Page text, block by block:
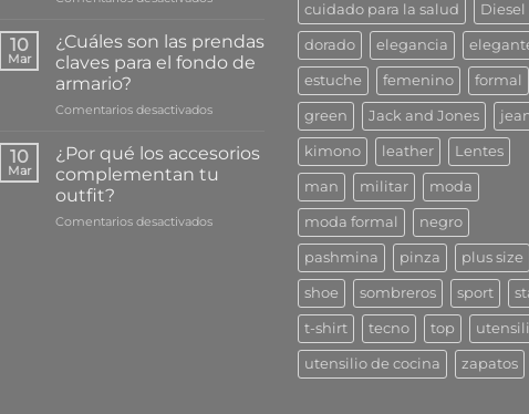
da
a
Maneras
de
cuidar
tu
10
Mar
¿Cuáles son las prendas
claves para el fondo de
armario?
Comentarios desactivadosen
las
prendas
para
10
Mar
¿Por qué los accesorios
complementan tu
outfit?
Comentarios desactivadosen
complementan
cuidado para la salud Diesel
dorado elegancia
estuche femenino formal
green Jack and Jones
kimono leather Lentes
man militar moda
moda formal negro
pashmina pinza plus size
shoe sombreros sport
t-shirt tecno top
utensilio de cocina zapatos